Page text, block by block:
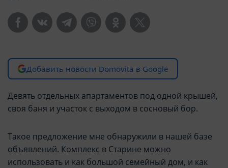
Добавить новости Domovita в Google
Девять отдельных апартаментов под одной крышей,
своя баня и участок с выходом в сосновый бор.
Такое предложение мне обнаружили в нашей базе
объявлений. Комплекс в Старине можно
использовать и как большой семейный дом, и как